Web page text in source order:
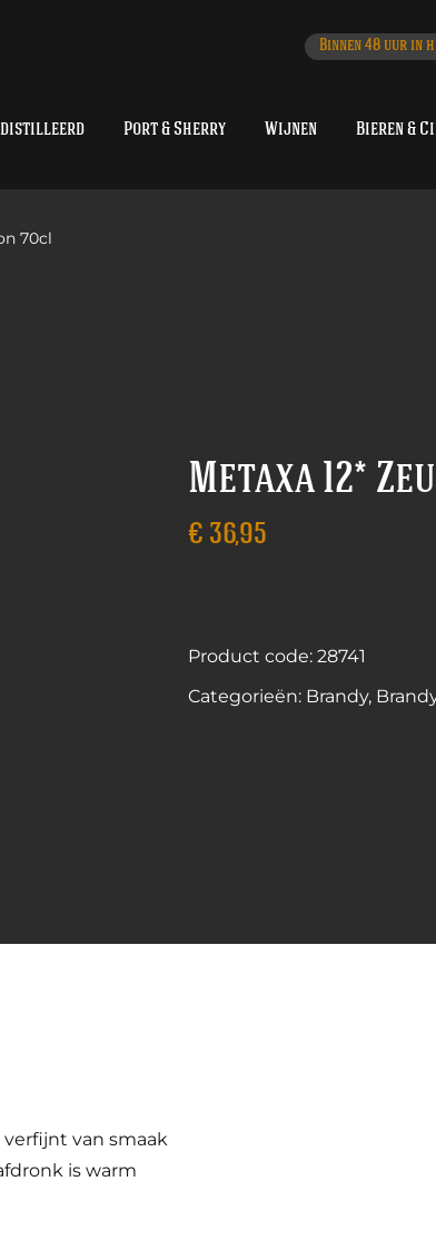
Binnen 48 uur in
Port & Sherry Wijnen Bieren &
70cl
Metaxa 12*
€ 36,95
Product code: 28741
Categorieën: Brandy,
van smaak
is warm